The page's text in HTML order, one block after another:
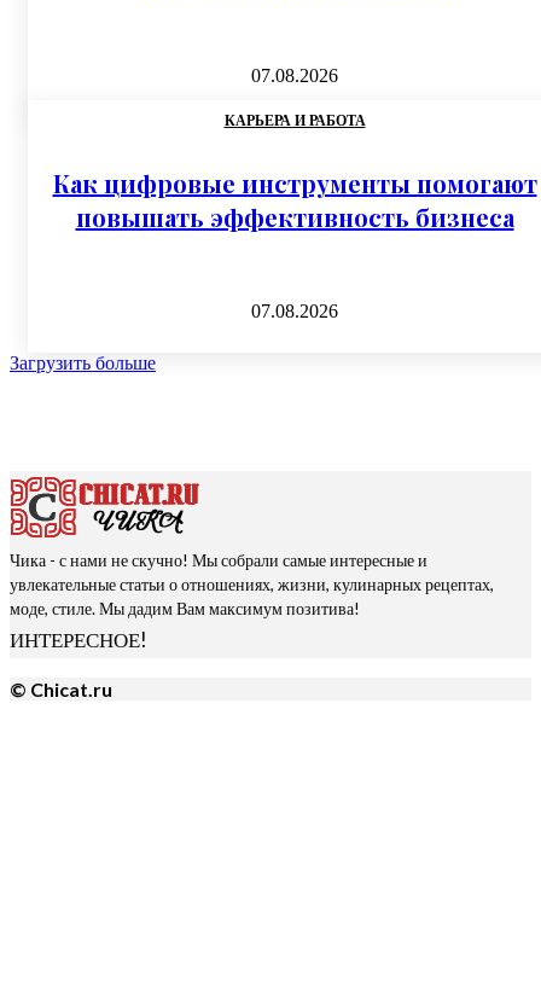
07.08.2026
КАРЬЕРА И РАБОТА
Как цифровые инструменты помогают
повышать эффективность бизнеса
07.08.2026
Загрузить больше
Чика - с нами не скучно! Мы собрали самые интересные и
увлекательные статьи о отношениях, жизни, кулинарных рецептах,
моде, стиле. Мы дадим Вам максимум позитива!
ИНТЕРЕСНОЕ!
© Chicat.ru